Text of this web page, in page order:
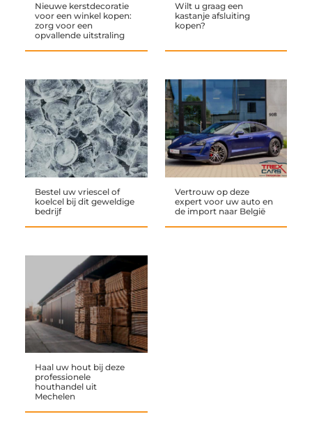
Nieuwe kerstdecoratie
voor een winkel kopen:
zorg voor een
opvallende uitstraling
Wilt u graag een
kastanje afsluiting
kopen?
Bestel uw vriescel of
koelcel bij dit geweldige
bedrijf
Vertrouw op deze
expert voor uw auto en
de import naar België
Haal uw hout bij deze
professionele
houthandel uit
Mechelen